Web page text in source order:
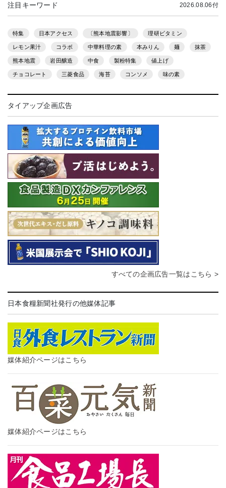
注目キーワード 2026.08.06付
特集 日本アクセス 〔熊本地震影響〕 理研ビタミン
レモン果汁 コラボ 中華料理の素 本みりん 麺 抹茶
熊本地震 岩田醸造 中食 製粉特集 値上げ
チョコレート 三菱食品 海苔 コンソメ 味の素
タイアップ企画広告
すべての企画広告一覧はこちら >
日本食糧新聞社発行の他媒体記事
媒体紹介ページはこちら
媒体紹介ページはこちら